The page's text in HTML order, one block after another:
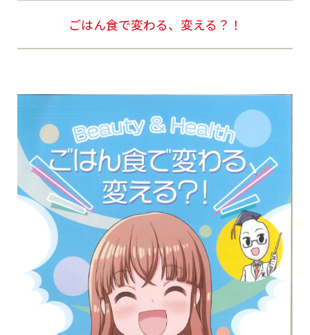
ごはん食で変わる、変える？！